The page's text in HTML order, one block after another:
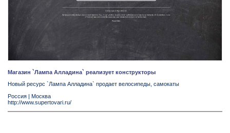
Магазин `Лампа Алладина` реализует конструкторы
Новый ресурс `Лампа Алладина` продает велосипеды, самокаты
Россия
Москва
http://www.supertovari.ru/